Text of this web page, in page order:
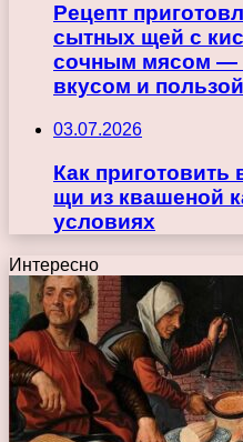
Рецепт
сытных щей с
сочным мясом —
вкусом и
03.07.2026
Как
щи из квашеной
условиях
Интересно